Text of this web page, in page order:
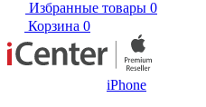
Избранные товары 0
Корзина 0
iPhone